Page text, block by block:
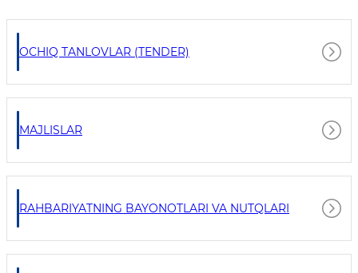
OCHIQ TANLOVLAR (TENDER)
MAJLISLAR
RAHBARIYATNING BAYONOTLARI VA NUTQLARI